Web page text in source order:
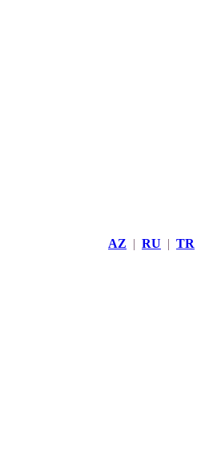
AZ | RU | TR